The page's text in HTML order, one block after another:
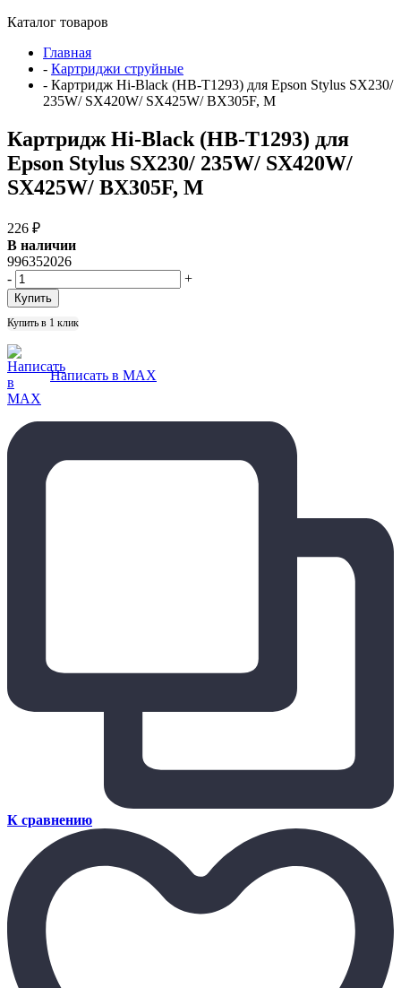
Каталог товаров
Главная
- Картриджи струйные
- Картридж Hi-Black (HB-T1293) для Epson Stylus SX230/
235W/ SX420W/ SX425W/ BX305F, M
Картридж Hi-Black (HB-T1293) для
Epson Stylus SX230/ 235W/ SX420W/
SX425W/ BX305F, M
226 ₽
В наличии
996352026
-
+
Купить в 1 клик
Написать в MAX
К сравнению